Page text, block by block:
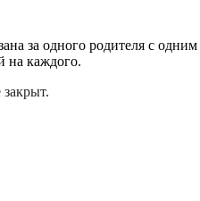
за одного родителя с
на каждого.